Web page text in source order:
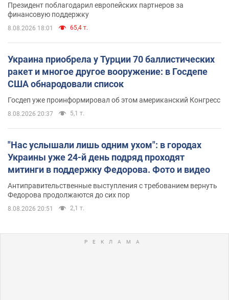
Президент поблагодарил европейских партнеров за
финансовую поддержку
8.08.2026 18:01 65,4 т.
Украина приобрела у Турции 70 баллистических
ракет и многое другое вооружение: в Госдепе
США обнародовали список
Госдеп уже проинформировал об этом американский Конгресс
8.08.2026 20:37 5,1 т.
"Нас услышали лишь одним ухом": в городах
Украины уже 24-й день подряд проходят
митинги в поддержку Федорова. Фото и видео
Антиправительственные выступления с требованием вернуть
Федорова продолжаются до сих пор
8.08.2026 20:51 2,1 т.